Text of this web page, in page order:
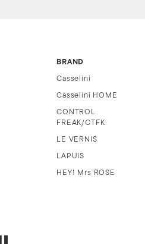
BRAND
Casselini
Casselini HOME
CONTROL
FREAK/CTFK
LE VERNIS
LAPUIS
HEY! Mrs ROSE